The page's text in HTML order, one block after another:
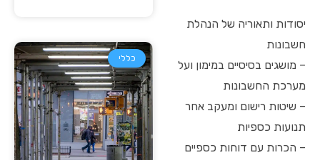
יסודות ותאוריה של הנהלת
חשבונות
– מושגים בסיסיים במימון ועל
מערכת החשבונות
– שיטות רישום ומעקב אחר
תנועות כספיות
– הכרות עם דוחות כספיים
כללי